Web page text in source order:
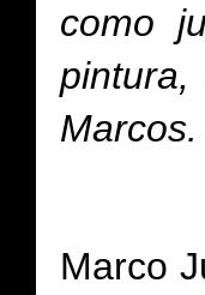
como
Marcos.
Marco